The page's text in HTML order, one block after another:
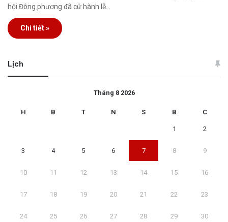
hội Đông phương đã cử hành lễ…
Chi tiết »
Lịch
Tháng 8 2026
H B T N S B C
1 2
3 4 5 6 7 8 9
10 11 12 13 14 15 16
17 18 19 20 21 22 23
24 25 26 27 28 29 30